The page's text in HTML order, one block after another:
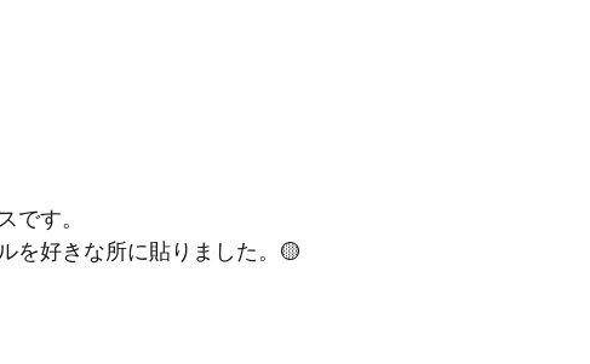
です。
を好きな所に貼りました。🟡